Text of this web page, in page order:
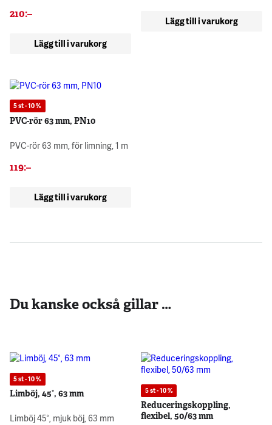
210:–
Lägg till i varukorg
Lägg till i varukorg
5 st - 10 %
PVC-rör 63 mm, PN10
PVC-rör 63 mm, för limning, 1 m
119:–
Lägg till i varukorg
Du kanske också gillar …
5 st - 10 %
Limböj, 45°, 63 mm
Limböj 45°, mjuk böj, 63 mm
5 st - 10 %
Reduceringskoppling,
flexibel, 50/63 mm